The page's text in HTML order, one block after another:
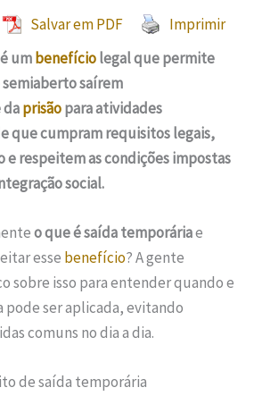
Salvar em PDF
Imprimir
umbenefíciolegal que permite
saírem
prisãopara atividades
que cumpram requisitos legais,
e respeitem as condições impostas
social.
o que é saída temporáriae
esse benefício? A gente
sobre isso para entender quando e
pode ser aplicada, evitando
comuns no dia a dia.
de saída temporária